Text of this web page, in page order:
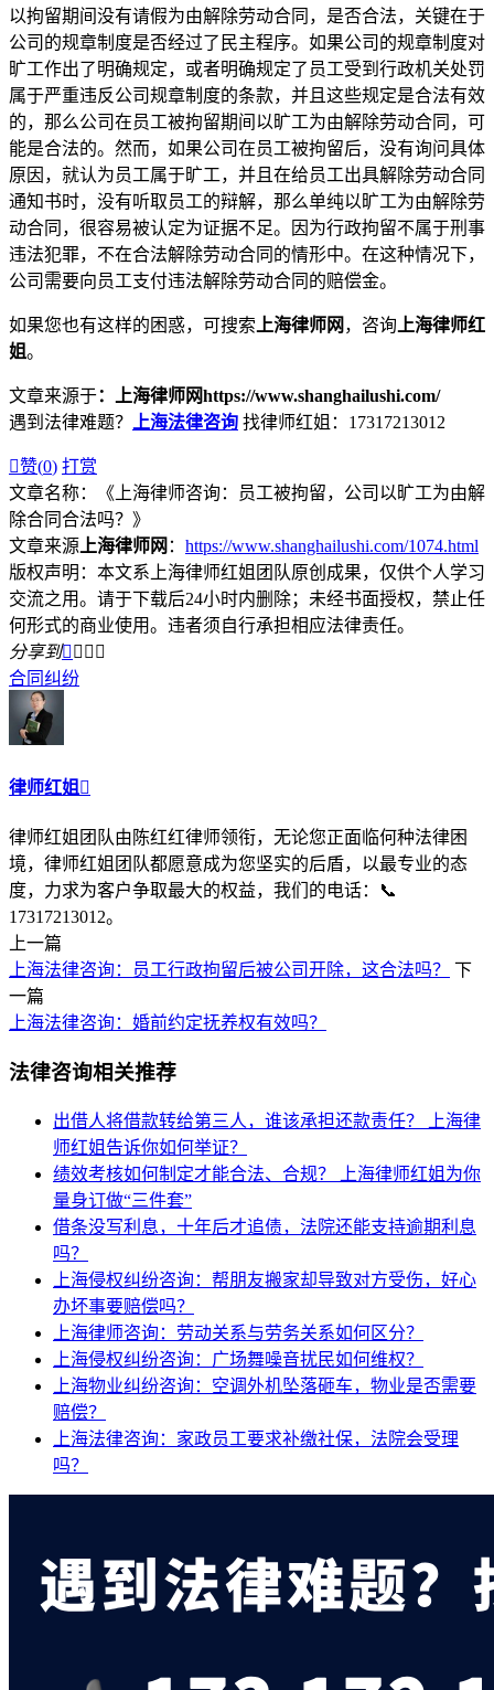
以拘留期间没有请假为由解除劳动合同，是否合法，关键在于
公司的规章制度是否经过了民主程序。如果公司的规章制度对
旷工作出了明确规定，或者明确规定了员工受到行政机关处罚
属于严重违反公司规章制度的条款，并且这些规定是合法有效
的，那么公司在员工被拘留期间以旷工为由解除劳动合同，可
能是合法的。然而，如果公司在员工被拘留后，没有询问具体
原因，就认为员工属于旷工，并且在给员工出具解除劳动合同
通知书时，没有听取员工的辩解，那么单纯以旷工为由解除劳
动合同，很容易被认定为证据不足。因为行政拘留不属于刑事
违法犯罪，不在合法解除劳动合同的情形中。在这种情况下，
公司需要向员工支付违法解除劳动合同的赔偿金。
如果您也有这样的困惑，可搜索 上海律师网 ，咨询 上海律师红
姐。
文章来源于：上海律师网https://www.shanghailushi.com/
遇到法律难题？
上海法律咨询 找律师红姐：17317213012
赞(0) 打赏
文章名称：《上海律师咨询：员工被拘留，公司以旷工为由解
除合同合法吗？》
文章来源 上海律师网 ： https://www.shanghailushi.com/1074.html
版权声明：本文系上海律师红姐团队原创成果，仅供个人学习
交流之用。请于下载后24小时内删除；未经书面授权，禁止任
何形式的商业使用。违者须自行承担相应法律责任。
分享到   
合同纠纷
律师红姐 
律师红姐团队由陈红红律师领衔，无论您正面临何种法律困
境，律师红姐团队都愿意成为您坚实的后盾，以最专业的态
度，力求为客户争取最大的权益，我们的电话：📞
17317213012。
上一篇
上海法律咨询：员工行政拘留后被公司开除，这合法吗？
下
一篇
上海法律咨询：婚前约定抚养权有效吗？
法律咨询相关推荐
出借人将借款转给第三人，谁该承担还款责任？
上海律
师红姐告诉你如何举证？
绩效考核如何制定才能合法、合规？
上海律师红姐为你
量身订做“三件套”
借条没写利息，十年后才追债，法院还能支持逾期利息
吗？
上海侵权纠纷咨询：帮朋友搬家却导致对方受伤，好心
办坏事要赔偿吗？
上海律师咨询：劳动关系与劳务关系如何区分？
上海侵权纠纷咨询：广场舞噪音扰民如何维权？
上海物业纠纷咨询：空调外机坠落砸车，物业是否需要
赔偿？
上海法律咨询：家政员工要求补缴社保，法院会受理
吗？